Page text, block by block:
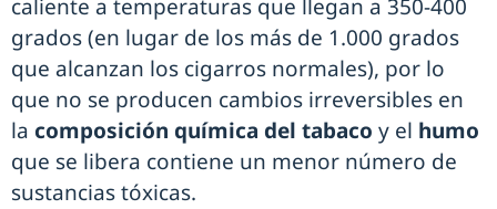
caliente a temperaturas que llegan a 350-400
grados (en lugar de los más de 1.000 grados
que alcanzan los cigarros normales), por lo
que no se producen cambios irreversibles en
la composición química del tabaco y el humo
que se libera contiene un menor número de
sustancias tóxicas.